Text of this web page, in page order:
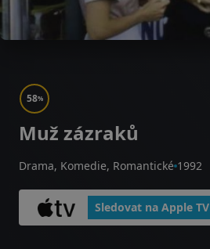
58%
Muž zázraků
Drama, Komedie, Romantické 1992
Sledovat na Apple TV